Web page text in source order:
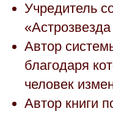
Учредитель
Автор
благодаря
человек
Автор книги